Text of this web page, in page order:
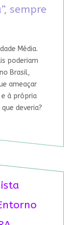
sempre
Média.
poderiam
Brasil,
ameaçar
à própria
deveria?